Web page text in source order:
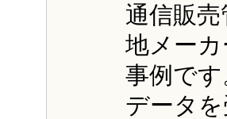
通信販
地メー
事例で
データ